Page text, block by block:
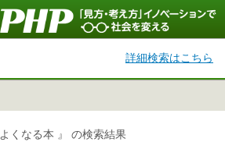
詳細検索はこちら
くなる本 』 の検索結果